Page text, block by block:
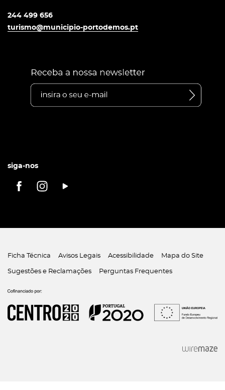
244 499 656
turismo@municipio-portodemos.pt
siga-nos
Ficha Técnica Avisos Legais Acessibilidade Mapa do Site
Sugestões e Reclamações Perguntas Frequentes